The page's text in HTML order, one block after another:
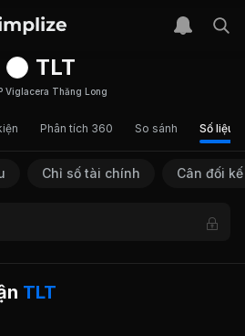
TLT
Viglacera Thăng Long
Phân tích 360 So sánh Số liệu
Chỉ số tài chính Cân đối
TLT